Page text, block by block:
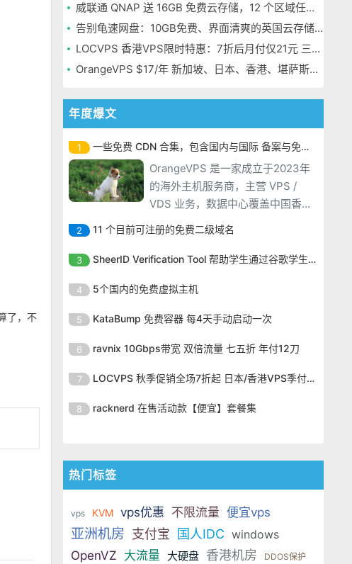
了，不
威联通 QNAP 送 16GB 免费云存储，12 个区域任选，邮箱注册即可
告别龟速网盘：10GB免费、界面清爽的英国云存储Icedrive体验
LOCVPS 香港VPS限时特惠：7折后月付仅21元 三网优化BGP线路 可选原生IP
OrangeVPS $17/年 新加坡、日本、香港、堪萨斯机房
年度爆文
1 一些免费 CDN 合集，包含国内与国际 备案与免备案
OrangeVPS 是一家成立于2023年
的海外主机服务商，主营 VPS /
VDS 业务，数据中心覆盖中国香
港、新加坡、日本、美国堪萨斯与
洛杉矶等多个地区。其 VPS 产品基
于 KVM 虚拟化架构，配备 NVMe
国两大系列。亚洲 VPS 月付低至 6
2 11 个目前可注册的免费二级域名
OrangeVPS 是一家成立于2023年
的海外主机服务商，主营 VPS /
VDS 业务，数据中心覆盖中国香
洛杉矶等多个地区。其 VPS 产品基
SSD 固态硬盘，主要分为亚洲和美
国两大系列。亚洲 VPS 月付低至 6
3 SheerID Verification Tool 帮助学生通过谷歌学生计划免费获得 Gemini Advanced
OrangeVPS 是一家成立于2023年
的海外主机服务商，主营 VPS /
VDS 业务，数据中心覆盖中国香
洛杉矶等多个地区。其 VPS 产品基
SSD 固态硬盘，主要分为亚洲和美
国两大系列。亚洲 VPS 月付低至 6
4 5个国内的免费虚拟主机
OrangeVPS 是一家成立于2023年
的海外主机服务商，主营 VPS /
VDS 业务，数据中心覆盖中国香
洛杉矶等多个地区。其 VPS 产品基
SSD 固态硬盘，主要分为亚洲和美
5 KataBump 免费容器 每4天手动启动一次
OrangeVPS 是一家成立于2023年
的海外主机服务商，主营 VPS /
VDS 业务，数据中心覆盖中国香
洛杉矶等多个地区。其 VPS 产品基
国两大系列。亚洲 VPS 月付低至 6
6 ravnix 10Gbps带宽 双倍流量 七五折 年付12刀
OrangeVPS 是一家成立于2023年
的海外主机服务商，主营 VPS /
VDS 业务，数据中心覆盖中国香
于 KVM 虚拟化架构，配备 NVMe
国两大系列。亚洲 VPS 月付低至 6
美元，美国
7 LOCVPS 秋季促销全场7折起 日本/香港VPS季付63元
OrangeVPS 是一家成立于2023年
的海外主机服务商，主营 VPS /
于 KVM 虚拟化架构，配备 NVMe
SSD 固态硬盘，主要分为亚洲和美
国两大系列。亚洲 VPS 月付低至 6
美元，美国
8 racknerd 在售活动款【便宜】套餐集
VDS 业务，数据中心覆盖中国香
于 KVM 虚拟化架构，配备 NVMe
SSD 固态硬盘，主要分为亚洲和美
国两大系列。亚洲 VPS 月付低至 6
热门标签
vps KVM vps优惠 不限流量 便宜vps
亚洲机房 支付宝 国人IDC windows
OpenVZ 大流量 大硬盘 香港机房 DDOS保护